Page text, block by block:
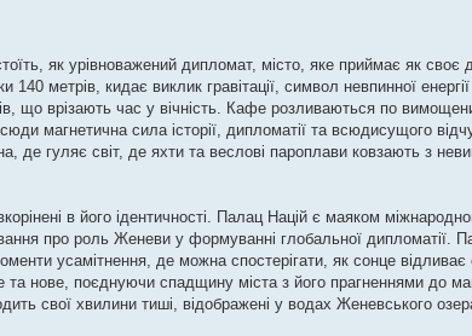
як урівноважений дипломат, місто, яке приймає як
140 метрів, кидає виклик гравітації, символ невпинної
що врізають час у вічність. Кафе розливаються по
магнетична сила історії, дипломатії та всюдисущого
де гуляє світ, де яхти та веслові пароплави ковзають з
в його ідентичності. Палац Націй є маяком
про роль Женеви у формуванні глобальної
усамітнення, де можна спостерігати, як сонце відливає
та нове, поєднуючи спадщину міста з його прагненнями до
свої хвилини тиші, відображені у водах Женевського